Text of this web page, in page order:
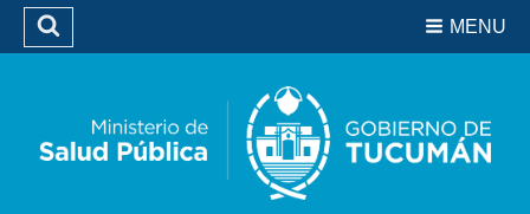
Biblioteca
MENU
Buscar